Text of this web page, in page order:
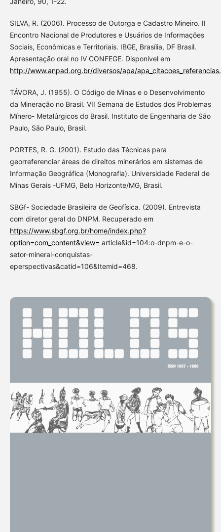
SILVA, R. (2006). Processo de Outorga e Cadastro Mineiro. II
Encontro Nacional de Produtores e Usuários de Informações
Sociais, Econômicas e Territoriais. IBGE, Brasília, DF Brasil.
Apresentação oral no IV CONFEGE. Disponível em
http://www.anpad.org.br/diversos/apa/
TÁVORA, J. (1955). O Código de Minas e o Desenvolvimento
da Mineração no Brasil. VII Semana de Estudos dos Problemas
Mínero- Metalúrgicos do Brasil. Instituto de Engenharia de São
Paulo, São Paulo, Brasil.
PORTES, R. G. (2001). Estudo das Técnicas para
georreferenciar áreas de direitos minerários em sistemas de
Informação Geográfica (Monografia). Universidade Federal de
Minas Gerais -UFMG, Belo Horizonte/MG, Brasil.
SBGf- Sociedade Brasileira de Geofísica. (2009). Entrevista
com diretor geral do DNPM. Recuperado em
https://www.sbgf.org.br/home/index.php?
option=com_content&view= article&id=104:o-dnpm-e-o-
setor-mineral-conquistas-
eperspectivas&catid=106&Itemid=468.